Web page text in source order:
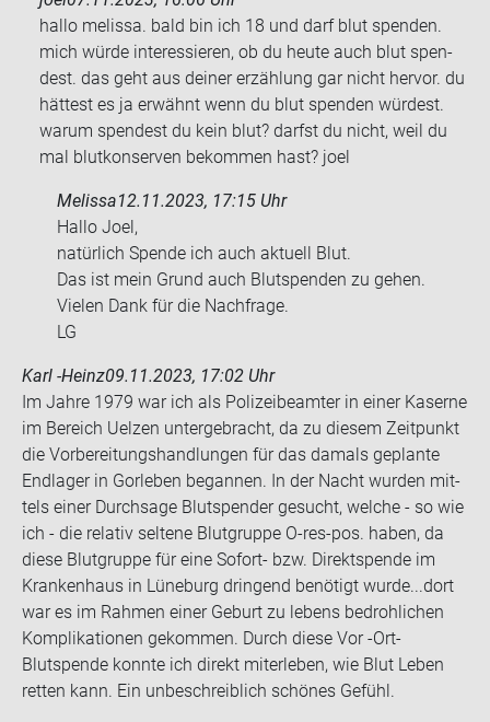
hallo me­lis­sa. bald bin ich 18 und darf blut spen­den.
mich würde in­ter­es­sie­ren, ob du heute auch blut spen­
dest. das geht aus dei­ner er­zäh­lung gar nicht her­vor. du
hät­test es ja er­wähnt wenn du blut spen­den wür­dest.
warum spen­dest du kein blut? darfst du nicht, weil du
mal blut­kon­ser­ven be­kom­men hast? joel
Melissa12.11.2023, 17:15 Uhr
Hallo Joel,
na­tür­lich Spen­de ich auch ak­tu­ell Blut.
Das ist mein Grund auch Blut­spen­den zu gehen.
Vie­len Dank für die Nach­fra­ge.
LG
Karl -Heinz09.11.2023, 17:02 Uhr
Im Jahre 1979 war ich als Po­li­zei­be­am­ter in einer Ka­ser­ne
im Be­reich Uel­zen un­ter­ge­bracht, da zu die­sem Zeit­punkt
die Vor­be­rei­tungs­hand­lun­gen für das da­mals ge­plan­te
End­la­ger in Gor­le­ben be­gan­nen. In der Nacht wur­den mit­
tels einer Durch­sa­ge Blut­spen­der ge­sucht, wel­che - so wie
ich - die re­la­tiv sel­te­ne Blut­grup­pe O-​res-pos. haben, da
diese Blut­grup­pe für eine Sofort-​ bzw. Di­rekt­spen­de im
Kran­ken­haus in Lü­ne­burg drin­gend be­nö­tigt wurde...dort
war es im Rah­men einer Ge­burt zu le­bens be­droh­li­chen
Kom­pli­ka­tio­nen ge­kom­men. Durch diese Vor -​Ort-
Blutspende konn­te ich di­rekt mit­er­le­ben, wie Blut Leben
ret­ten kann. Ein un­be­schreib­lich schö­nes Ge­fühl.